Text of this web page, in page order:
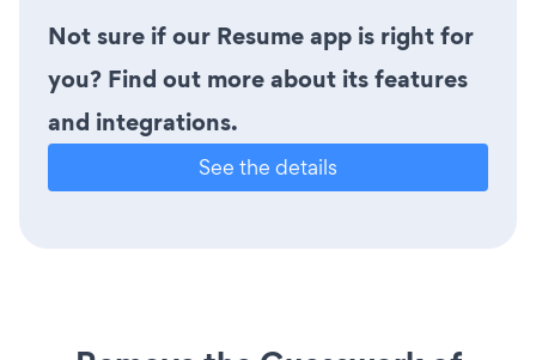
Not sure if our Resume app is right for
you? Find out more about its features
and integrations.
See the details